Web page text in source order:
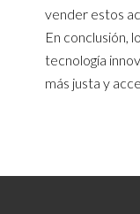
vender estos
En conclusión,
tecnología
más justa y